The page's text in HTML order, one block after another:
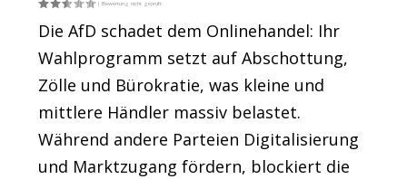
Die AfD schadet dem Onlinehandel: Ihr
Wahlprogramm setzt auf Abschottung,
Zölle und Bürokratie, was kleine und
mittlere Händler massiv belastet.
Während andere Parteien Digitalisierung
und Marktzugang fördern, blockiert die